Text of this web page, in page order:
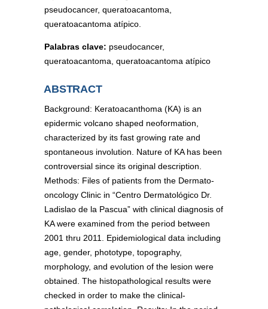
pseudocancer, queratoacantoma,
queratoacantoma atípico.
Palabras clave: pseudocancer,
queratoacantoma, queratoacantoma atípico
ABSTRACT
Background: Keratoacanthoma (KA) is an
epidermic volcano shaped neoformation,
characterized by its fast growing rate and
spontaneous involution. Nature of KA has been
controversial since its original description.
Methods: Files of patients from the Dermato-
oncology Clinic in “Centro Dermatológico Dr.
Ladislao de la Pascua” with clinical diagnosis of
KA were examined from the period between
2001 thru 2011. Epidemiological data including
age, gender, phototype, topography,
morphology, and evolution of the lesion were
obtained. The histopathological results were
checked in order to make the clinical-